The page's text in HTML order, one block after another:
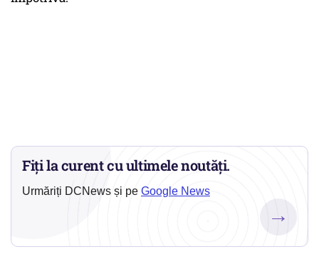
Fiți la curent cu ultimele noutăți.
Urmăriți DCNews și pe Google News
→